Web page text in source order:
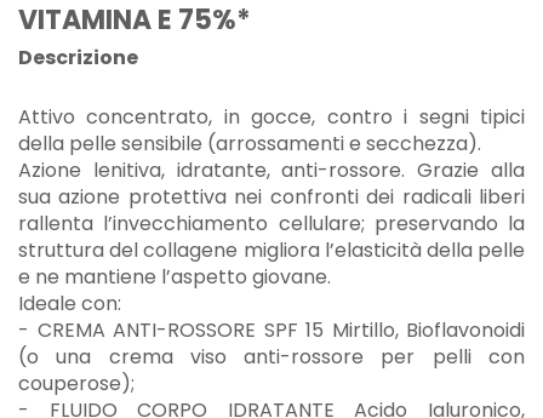
VITAMINA E 75%*
Descrizione
Attivo concentrato, in gocce, contro i segni tipici
della pelle sensibile (arrossamenti e secchezza).
Azione lenitiva, idratante, anti-rossore. Grazie alla
sua azione protettiva nei confronti dei radicali liberi
rallenta l’invecchiamento cellulare; preservando la
struttura del collagene migliora l’elasticità della pelle
e ne mantiene l’aspetto giovane.
Ideale con:
- CREMA ANTI-ROSSORE SPF 15 Mirtillo, Bioflavonoidi
(o una crema viso anti-rossore per pelli con
couperose);
- FLUIDO CORPO IDRATANTE Acido Ialuronico,